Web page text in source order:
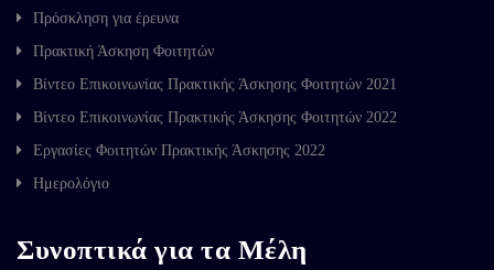
Πρόσκληση για έρευνα
Πρακτική Άσκηση Φοιτητών
Βίντεο Επικοινωνίας Πρακτικής Άσκησης Φοιτητών 2021
Βίντεο Επικοινωνίας Πρακτικής Άσκησης Φοιτητών 2022
Εργασίες Φοιτητών Πρακτικής Άσκησης 2022
Ημερολόγιο
Συνοπτικά για τα Μέλη